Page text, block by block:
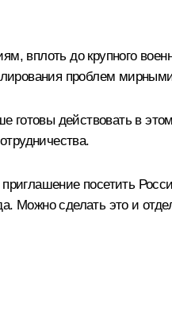
вплоть до крупного
проблем
действовать в
посетить
Можно сделать это и